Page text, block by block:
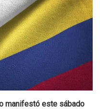
manifestó este sábado